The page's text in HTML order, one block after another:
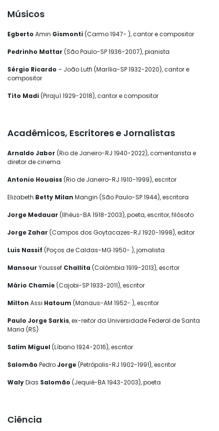
Músicos
Egberto Amin Gismonti (Carmo 1947- ), cantor e compositor
Pedrinho Mattar (São Paulo-SP 1936-2007), pianista
Sérgio Ricardo – João Lutfi (Marília-SP 1932-2020), cantor e
compositor
Tito Madi (Pirajuí 1929-2018), cantor e compositor
Acadêmicos, Escritores e Jornalistas
Arnaldo Jabor (Rio de Janeiro-RJ 1940-2022), comentarista e
diretor de cinema
Antonio Houaiss(Rio de Janeiro-RJ 1910-1999), escritor
Elizabeth Betty Milan Mangin (São Paulo-SP 1944), escritora
Jorge Medauar (Ilhéus-BA 1918-2003), poeta, escritor, filósofo
Jorge Zahar (Campos dos Goytacazes-RJ 1920-1998), editor
Luis Nassif (Poços de Caldas-MG 1950- ), jornalista
Mansour Youssef Challita (Colômbia 1919-2013), escrtor
Mário Chamie(Cajobi-SP 1933-2011), escritor
Milton Assi Hatoum (Manaus-AM 1952- ), escritor
Paulo Jorge Sarkis, ex-reitor da Universidade Federal de Santa
Maria (RS)
Salim Miguel (Líbano 1924-2016), escritor
Salomão PedroJorge(Petrópolis-RJ 1902-1991), escritor
WalyDias Salomão (Jequié-BA 1943-2003), poeta
Ciência